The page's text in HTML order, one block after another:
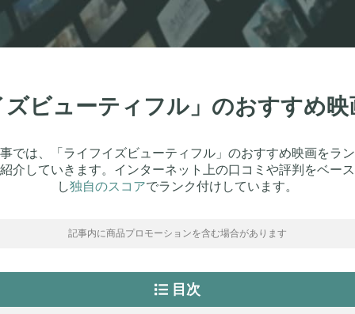
ズビューティフル」のおすすめ
では、「ライフイズビューティフル」のおすすめ映画をラ
介していきます。インターネット上の口コミや評判をベー
し独自のスコアでランク付けしています。
記事内に商品プロモーションを含む場合があります
目次